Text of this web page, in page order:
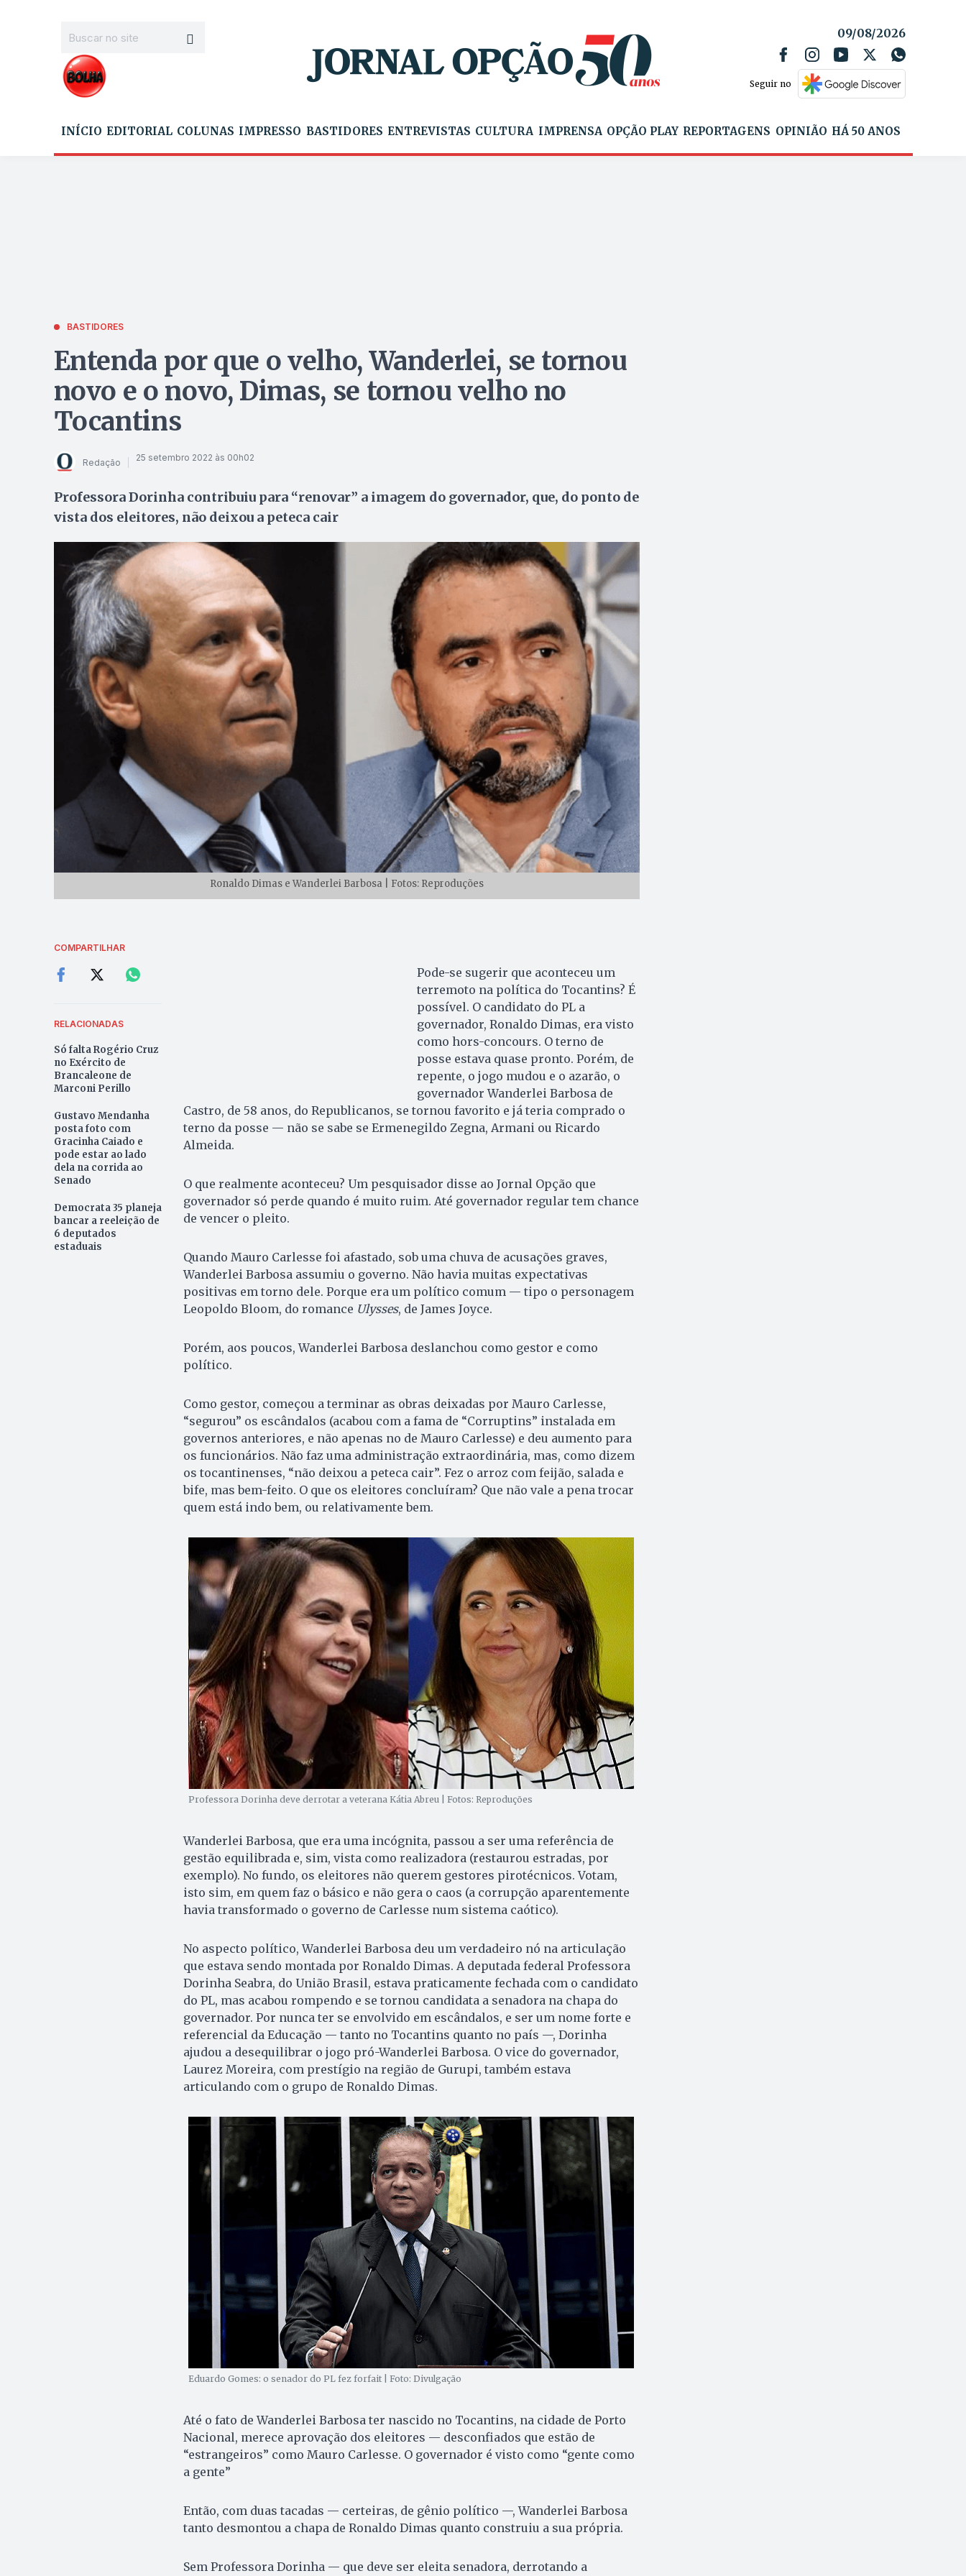
09/08/2026
Seguir no
INÍCIO EDITORIAL COLUNAS IMPRESSO BASTIDORES ENTREVISTAS CULTURA IMPRENSA OPÇÃO PLAY REPORTAGENS OPINIÃO HÁ 50 ANOS
BASTIDORES
Entenda por que o velho, Wanderlei, se tornou
novo e o novo, Dimas, se tornou velho no
Tocantins
Redação 25 setembro 2022 às 00h02
Professora Dorinha contribuiu para “renovar” a imagem do governador, que, do ponto de
vista dos eleitores, não deixou a peteca cair
Ronaldo Dimas e Wanderlei Barbosa | Fotos: Reproduções
COMPARTILHAR
RELACIONADAS
Só falta Rogério Cruz
no Exército de
Brancaleone de
Marconi Perillo
Gustavo Mendanha
posta foto com
Gracinha Caiado e
pode estar ao lado
dela na corrida ao
Senado
Democrata 35 planeja
bancar a reeleição de
6 deputados
estaduais
Pode-se sugerir que aconteceu um
terremoto na política do Tocantins? É
possível. O candidato do PL a
governador, Ronaldo Dimas, era visto
como hors-concours. O terno de
posse estava quase pronto. Porém, de
repente, o jogo mudou e o azarão, o
governador Wanderlei Barbosa de
Castro, de 58 anos, do Republicanos, se tornou favorito e já teria comprado o
terno da posse — não se sabe se Ermenegildo Zegna, Armani ou Ricardo
Almeida.
O que realmente aconteceu? Um pesquisador disse ao Jornal Opção que
governador só perde quando é muito ruim. Até governador regular tem chance
de vencer o pleito.
Quando Mauro Carlesse foi afastado, sob uma chuva de acusações graves,
Wanderlei Barbosa assumiu o governo. Não havia muitas expectativas
positivas em torno dele. Porque era um político comum — tipo o personagem
Leopoldo Bloom, do romance Ulysses, de James Joyce.
Porém, aos poucos, Wanderlei Barbosa deslanchou como gestor e como
político.
Como gestor, começou a terminar as obras deixadas por Mauro Carlesse,
“segurou” os escândalos (acabou com a fama de “Corruptins” instalada em
governos anteriores, e não apenas no de Mauro Carlesse) e deu aumento para
os funcionários. Não faz uma administração extraordinária, mas, como dizem
os tocantinenses, “não deixou a peteca cair”. Fez o arroz com feijão, salada e
bife, mas bem-feito. O que os eleitores concluíram? Que não vale a pena trocar
quem está indo bem, ou relativamente bem.
Professora Dorinha deve derrotar a veterana Kátia Abreu | Fotos: Reproduções
Wanderlei Barbosa, que era uma incógnita, passou a ser uma referência de
gestão equilibrada e, sim, vista como realizadora (restaurou estradas, por
exemplo). No fundo, os eleitores não querem gestores pirotécnicos. Votam,
isto sim, em quem faz o básico e não gera o caos (a corrupção aparentemente
havia transformado o governo de Carlesse num sistema caótico).
No aspecto político, Wanderlei Barbosa deu um verdadeiro nó na articulação
que estava sendo montada por Ronaldo Dimas. A deputada federal Professora
Dorinha Seabra, do União Brasil, estava praticamente fechada com o candidato
do PL, mas acabou rompendo e se tornou candidata a senadora na chapa do
governador. Por nunca ter se envolvido em escândalos, e ser um nome forte e
referencial da Educação — tanto no Tocantins quanto no país —, Dorinha
ajudou a desequilibrar o jogo pró-Wanderlei Barbosa. O vice do governador,
Laurez Moreira, com prestígio na região de Gurupi, também estava
articulando com o grupo de Ronaldo Dimas.
Eduardo Gomes: o senador do PL fez forfait | Foto: Divulgação
Até o fato de Wanderlei Barbosa ter nascido no Tocantins, na cidade de Porto
Nacional, merece aprovação dos eleitores — desconfiados que estão de
“estrangeiros” como Mauro Carlesse. O governador é visto como “gente como
a gente”
Então, com duas tacadas — certeiras, de gênio político —, Wanderlei Barbosa
tanto desmontou a chapa de Ronaldo Dimas quanto construiu a sua própria.
Sem Professora Dorinha — que deve ser eleita senadora, derrotando a